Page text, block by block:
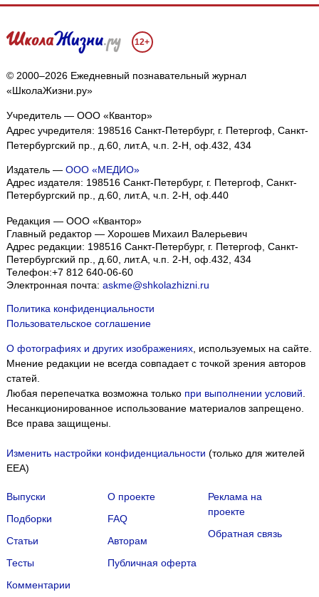
12+
© 2000–2026 Ежедневный познавательный журнал
«ШколаЖизни.ру»
Учредитель — ООО «Квантор»
Адрес учредителя: 198516 Санкт-Петербург, г. Петергоф, Санкт-
Петербургский пр., д.60, лит.А, ч.п. 2-Н, оф.432, 434
Издатель — ООО «МЕДИО»
Адрес издателя: 198516 Санкт-Петербург, г. Петергоф, Санкт-
Петербургский пр., д.60, лит.А, ч.п. 2-Н, оф.440
Редакция — ООО «Квантор»
Главный редактор — Хорошев Михаил Валерьевич
Адрес редакции: 198516 Санкт-Петербург, г. Петергоф Санкт-
Петербургский пр., д.60, лит.А, ч.п. 2-Н, оф.432, 434
Телефон:+7 812 640-06-60
Электронная почта: askme@shkolazhizni.ru
Политика конфиденциальности
Пользовательское соглашение
О фотографиях и других изображениях, используемых на сайте.
Мнение редакции не всегда совпадает с точкой зрения авторов
статей.
Любая перепечатка возможна только при выполнении условий
Несанкционированное использование материалов запрещено.
Все права защищены.
Изменить настройки конфиденциальности (только для жителей
EEA)
Выпуски
Подборки
Статьи
Тесты
Комментарии
О проекте
FAQ
Авторам
Публичная оферта
Реклама на
проекте
Обратная связь